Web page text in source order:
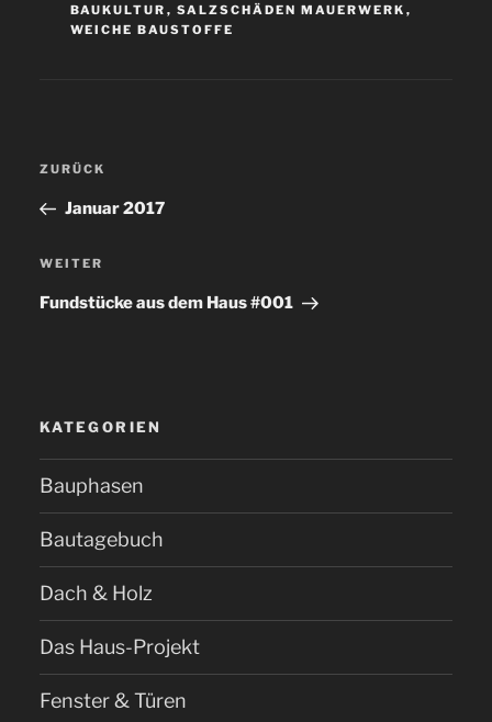
BAUKULTUR , SALZSCHÄDEN MAUERWERK ,
WEICHE BAUSTOFFE
Vorheriger
Beitrag
ZURÜCK
Januar 2017
Nächster
Beitrag
WEITER
Fundstücke aus dem Haus #001
KATEGORIEN
Bauphasen
Bautagebuch
Dach & Holz
Das Haus-Projekt
Fenster & Türen